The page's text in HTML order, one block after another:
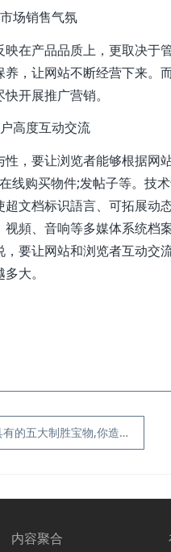
场销售气氛
在产品品质上，更取决于
，让网站不断经营下来
开展推广营销。
高度互动交流
，要让浏览者能够根据网
线购买物件;发帖子等。技
文档标识語言、可拓展动
頻、音响等多媒体系统
要让网站和浏览者互动
大。
五大制胜宝物,你造吗?
内容聚合